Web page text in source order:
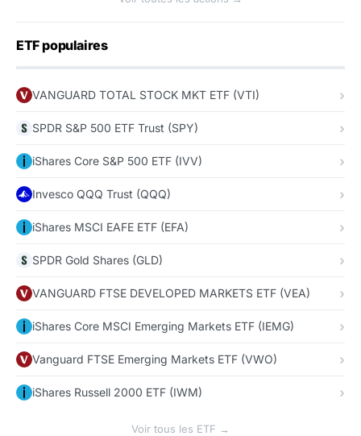
ETF populaires
VANGUARD TOTAL STOCK MKT ETF (VTI)
SPDR S&P 500 ETF Trust (SPY)
iShares Core S&P 500 ETF (IVV)
Invesco QQQ Trust (QQQ)
iShares MSCI EAFE ETF (EFA)
SPDR Gold Shares (GLD)
VANGUARD FTSE DEVELOPED MARKETS ETF (VEA)
iShares Core MSCI Emerging Markets ETF (IEMG)
Vanguard FTSE Emerging Markets ETF (VWO)
iShares Russell 2000 ETF (IWM)
Voir tous les ETF →